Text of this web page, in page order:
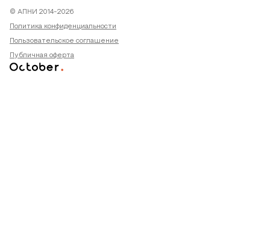
© АПНИ 2014-2026
Политика конфиденциальности
Пользовательское соглашение
Публичная оферта